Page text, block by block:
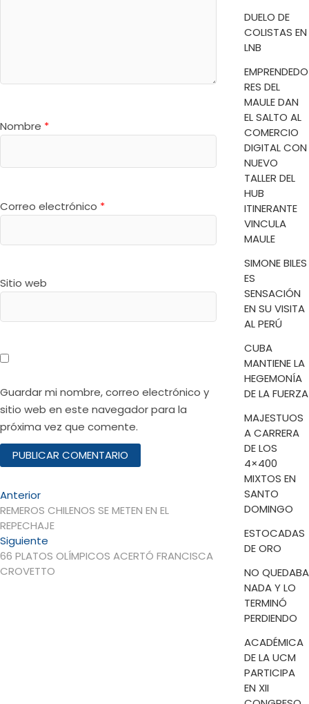
Nombre *
Correo electrónico *
Sitio web
Guardar mi nombre, correo electrónico y
sitio web en este navegador para la
próxima vez que comente.
Navegación
de
entradas
AnteriorEntrada
anterior:
REMEROS CHILENOS SE METEN EN EL
REPECHAJE
Siguiente
siguiente:
66 PLATOS OLÍMPICOS ACERTÓ FRANCISCA
CROVETTO
DUELO DE
COLISTAS EN
LNB
EMPRENDEDO
RES DEL
MAULE DAN
EL SALTO AL
COMERCIO
DIGITAL CON
NUEVO
TALLER DEL
HUB
ITINERANTE
VINCULA
MAULE
SIMONE BILES
ES
SENSACIÓN
EN SU VISITA
AL PERÚ
CUBA
MANTIENE LA
HEGEMONÍA
DE LA FUERZA
MAJESTUOS
A CARRERA
DE LOS
4×400
MIXTOS EN
SANTO
DOMINGO
ESTOCADAS
DE ORO
NO QUEDABA
NADA Y LO
TERMINÓ
PERDIENDO
ACADÉMICA
DE LA UCM
PARTICIPA
EN XII